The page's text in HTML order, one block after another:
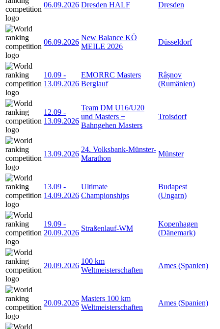
06.09.2026 Dresden HALF Dresden
06.09.2026
New Balance KÖ
MEILE 2026
Düsseldorf
10.09 -
13.09.2026
EMORRC Masters
Berglauf
Râșnov
(Rumänien)
12.09 -
13.09.2026
Team DM U16/U20
und Masters +
Bahngehen Masters
Troisdorf
13.09.2026
24. Volksbank-Münster-
Marathon
Münster
13.09 -
14.09.2026
Ultimate
Championships
Budapest
(Ungarn)
19.09 -
20.09.2026
Straßenlauf-WM
Kopenhagen
(Dänemark)
20.09.2026
100 km
Weltmeisterschaften
Ames (Spanien)
20.09.2026
Masters 100 km
Weltmeisterschaften
Ames (Spanien)